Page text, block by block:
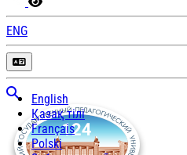
ENG
English
Қазақ тілі
Français
Polski